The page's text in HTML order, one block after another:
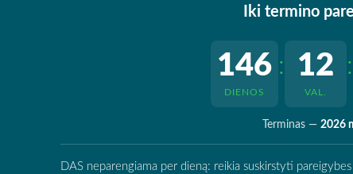
Iki termino
146
DIENOS
: 12
VAL.
:
Terminas — 2026
DAS neparengiama per dieną: reikia suskirstyti